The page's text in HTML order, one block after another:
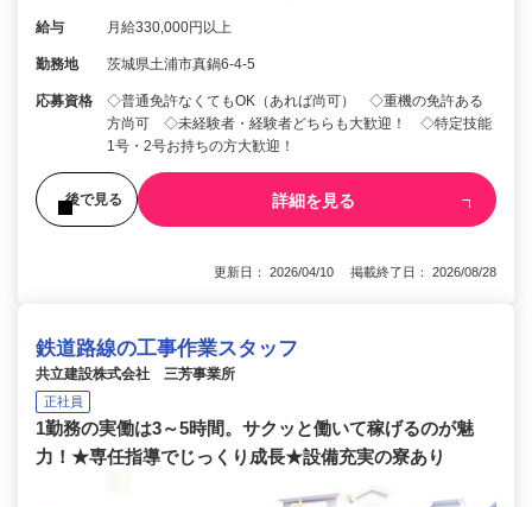
給与 月給330,000円以上
勤務地 茨城県土浦市真鍋6-4-5
応募資格
◇普通免許なくてもOK（あれば尚可） ◇重機の免許ある
方尚可 ◇未経験者・経験者どちらも大歓迎！ ◇特定技能
1号・2号お持ちの方大歓迎！
後で見る 詳細を見る
更新日： 2026/04/10 掲載終了日： 2026/08/28
鉄道路線の工事作業スタッフ
共立建設株式会社 三芳事業所
正社員
1勤務の実働は3～5時間。サクッと働いて稼げるのが魅
力！★専任指導でじっくり成長★設備充実の寮あり